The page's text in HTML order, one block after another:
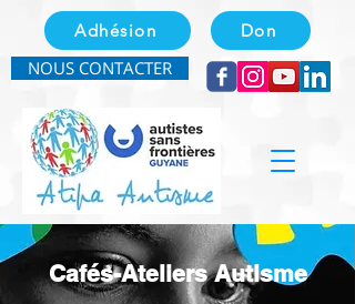
Adhésion Don
NOUS CONTACTER
Cafés-Ateliers Autisme